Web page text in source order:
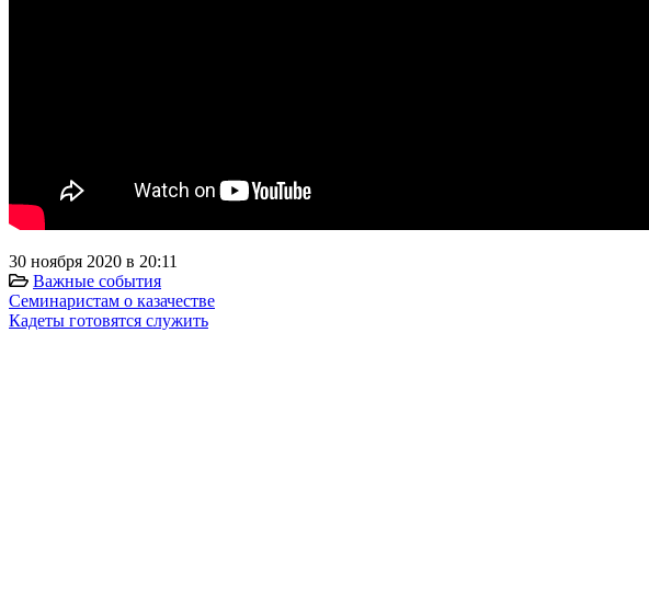
30 ноября 2020 в 20:11
Важные события
Семинаристам о казачестве
Кадеты готовятся служить